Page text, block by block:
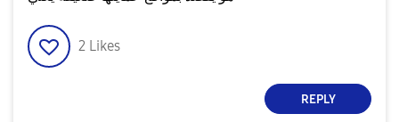
2 Likes
REPLY